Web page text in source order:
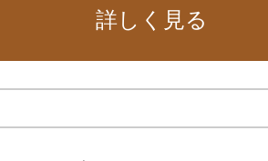
おまかせ
文化の香り高い観光地づ
詳しく見る